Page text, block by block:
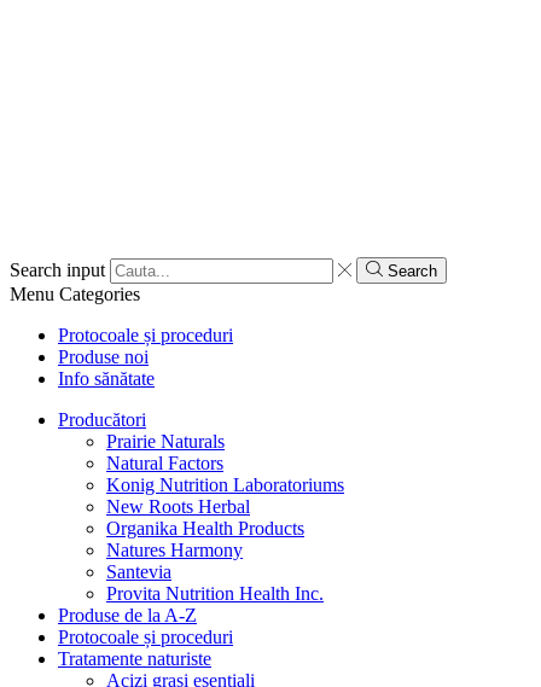
Search input Search
Menu Categories
Protocoale și proceduri
Produse noi
Info sănătate
Producători
Prairie Naturals
Natural Factors
Konig Nutrition Laboratoriums
New Roots Herbal
Organika Health Products
Natures Harmony
Santevia
Provita Nutrition Health Inc.
Produse de la A-Z
Protocoale și proceduri
Tratamente naturiste
Acizi grași esențiali